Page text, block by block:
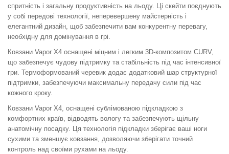
спритність і загальну продуктивність на льоду. Ці скейти поєднують
у собі передові технології, неперевершену майстерність і
елегантний дизайн, щоб забезпечити вам конкурентну перевагу,
необхідну для домінування в грі.
Ковзани Vapor X4 оснащені міцним і легким 3D-композитом CURV,
що забезпечує чудову підтримку та стабільність під час інтенсивної
гри. Термоформований черевик додає додатковий шар структурної
підтримки, забезпечуючи максимальну передачу сили під час
кожного кроку.
Ковзани Vapor X4, оснащені сублімованою підкладкою з
комфортних країв, відводять вологу та забезпечують щільну
анатомічну посадку. Ця технологія підкладки зберігає ваші ноги
сухими та зменшує ковзання, дозволяючи зберігати точний
контроль над своїми рухами на льоду.